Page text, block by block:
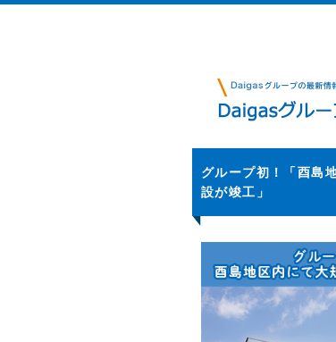
グループ初！「酉島
設が竣工」